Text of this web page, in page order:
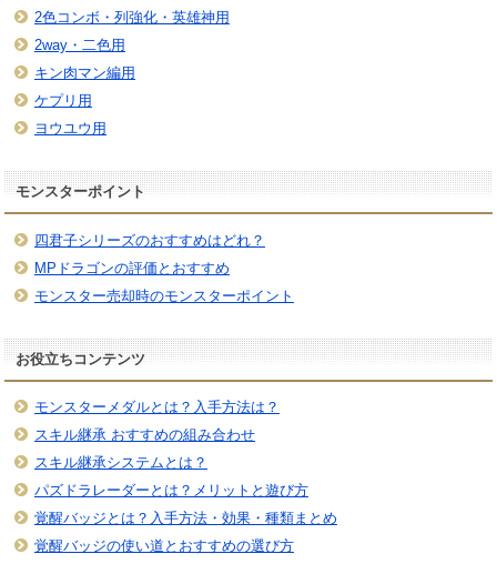
2色コンボ・列強化・英雄神用
2way・二色用
キン肉マン編用
ケプリ用
ヨウユウ用
モンスターポイント
四君子シリーズのおすすめはどれ？
MPドラゴンの評価とおすすめ
モンスター売却時のモンスターポイント
お役立ちコンテンツ
モンスターメダルとは？入手方法は？
スキル継承 おすすめの組み合わせ
スキル継承システムとは？
パズドラレーダーとは？メリットと遊び方
覚醒バッジとは？入手方法・効果・種類まとめ
覚醒バッジの使い道とおすすめの選び方